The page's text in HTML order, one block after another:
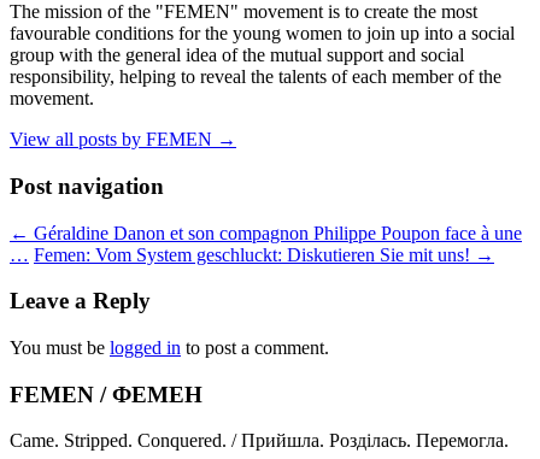
The mission of the "FEMEN" movement is to create the most
favourable conditions for the young women to join up into a social
group with the general idea of the mutual support and social
responsibility, helping to reveal the talents of each member of the
movement.
View all posts by FEMEN →
Post navigation
← Géraldine Danon et son compagnon Philippe Poupon face à une
… Femen: Vom System geschluckt: Diskutieren Sie mit uns! →
Leave a Reply
You must be logged in to post a comment.
FEMEN / ФЕМЕН
Came. Stripped. Conquered. / Прийшла. Розділась. Перемогла.